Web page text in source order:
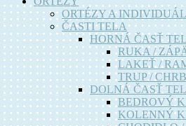
ORTÉZY A
ČASTI TELA
HORNÁ ČASŤ
RUKA /
LAKEŤ /
TRUP /
DOLNÁ ČASŤ
BEDROVÝ
KOLENNÝ